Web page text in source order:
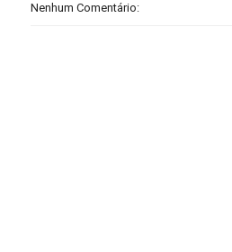
Nenhum Comentário: